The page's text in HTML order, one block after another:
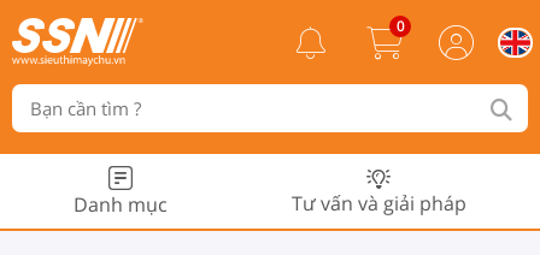
0
Danh mục Tư vấn và giải pháp